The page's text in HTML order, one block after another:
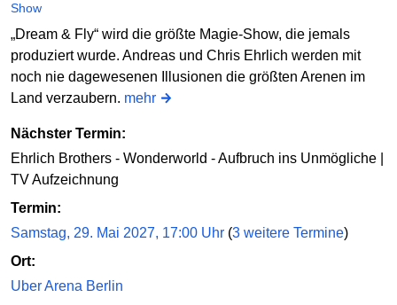
Show
„Dream & Fly“ wird die größte Magie-Show, die jemals
produziert wurde. Andreas und Chris Ehrlich werden mit
noch nie dagewesenen Illusionen die größten Arenen im
Land verzaubern. mehr
Nächster Termin:
Ehrlich Brothers - Wonderworld - Aufbruch ins Unmögliche |
TV Aufzeichnung
Termin:
Samstag, 29. Mai 2027, 17:00 Uhr (3 weitere Termine)
Ort:
Uber Arena Berlin